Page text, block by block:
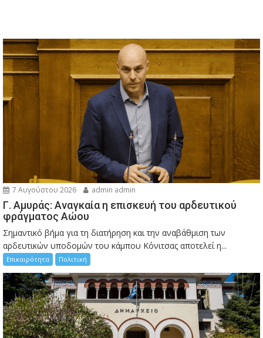
7 Αυγούστου 2026 admin admin
Γ. Αμυράς: Αναγκαία η επισκευή του αρδευτικού
φράγματος Αώου
Σημαντικό βήμα για τη διατήρηση και την αναβάθμιση των
αρδευτικών υποδομών του κάμπου Κόνιτσας αποτελεί η...
Επικαιρότητα Πολιτική